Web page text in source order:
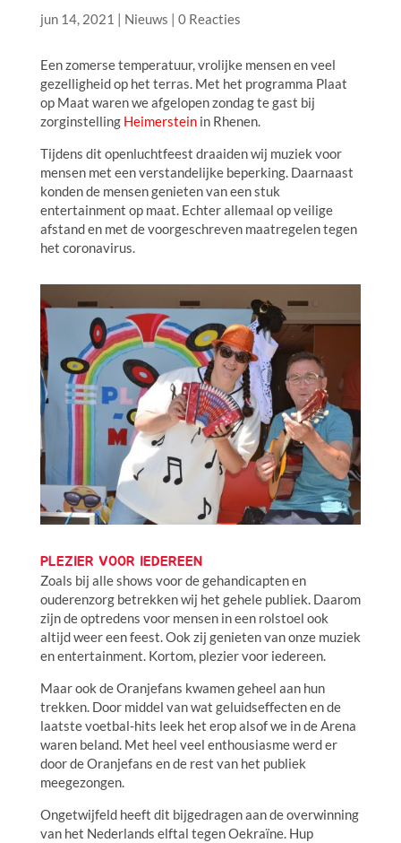
jun 14, 2021 | Nieuws | 0 Reacties
Een zomerse temperatuur, vrolijke mensen en veel
gezelligheid op het terras. Met het programma Plaat
op Maat waren we afgelopen zondag te gast bij
zorginstelling Heimerstein in Rhenen.
Tijdens dit openluchtfeest draaiden wij muziek voor
mensen met een verstandelijke beperking. Daarnaast
konden de mensen genieten van een stuk
entertainment op maat. Echter allemaal op veilige
afstand en met de voorgeschreven maatregelen tegen
het coronavirus.
PLEZIER VOOR IEDEREEN
Zoals bij alle shows voor de gehandicapten en
ouderenzorg betrekken wij het gehele publiek. Daarom
zijn de optredens voor mensen in een rolstoel ook
altijd weer een feest. Ook zij genieten van onze muziek
en entertainment. Kortom, plezier voor iedereen.
Maar ook de Oranjefans kwamen geheel aan hun
trekken. Door middel van wat geluidseffecten en de
laatste voetbal-hits leek het erop alsof we in de Arena
waren beland. Met heel veel enthousiasme werd er
door de Oranjefans en de rest van het publiek
meegezongen.
Ongetwijfeld heeft dit bijgedragen aan de overwinning
van het Nederlands elftal tegen Oekraïne. Hup